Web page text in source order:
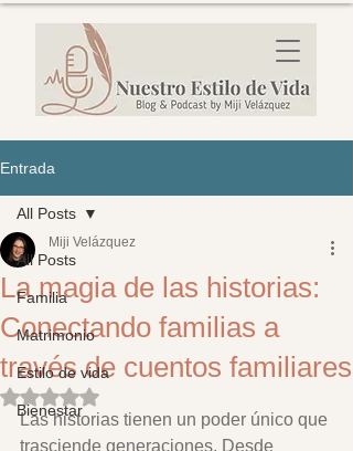
Entrada
All Posts
Familia
Matrimonio
Estilo de vida
Bienestar
All Posts
La magia de las historias:
Conectando familias a
través de cuentos familiares
Miji Velázquez
Obtuvo NaN de 5 estrellas.
Las historias tienen un poder único que
trasciende generaciones. Desde